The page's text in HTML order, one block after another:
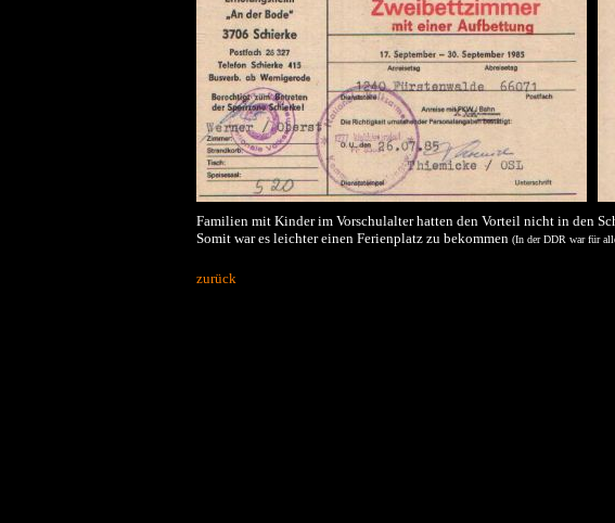
Familien mit Kinder im Vorschulalter hatten den Vorteil nicht in den
Somit war es leichter einen Ferienplatz zu bekommen (In der DDR war für
zurück